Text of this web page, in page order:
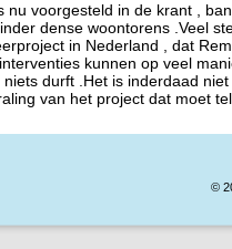
nu voorgesteld in de krant ,
dense woontorens .Veel
in Nederland , dat
kunnen op veel
durft .Het is inderdaad
van het project dat moet
©